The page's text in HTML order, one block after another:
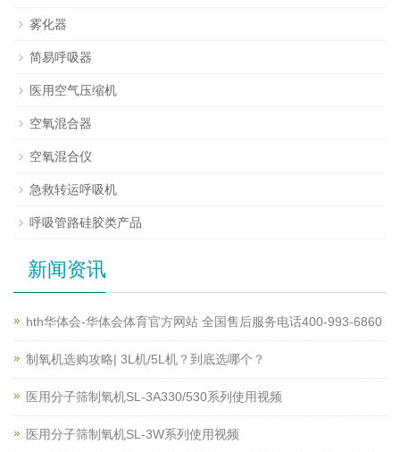
雾化器
简易呼吸器
医用空气压缩机
空氧混合器
空氧混合仪
急救转运呼吸机
呼吸管路硅胶类产品
新闻资讯
hth华体会-华体会体育官方网站 全国售后服务电话400-993-6860
制氧机选购攻略| 3L机/5L机？到底选哪个？
医用分子筛制氧机SL-3A330/530系列使用视频
医用分子筛制氧机SL-3W系列使用视频